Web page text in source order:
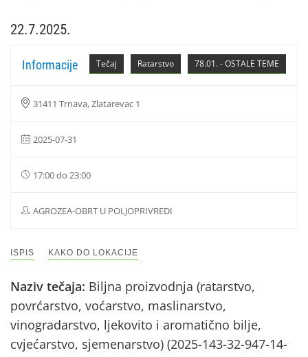
22.7.2025.
78.01. - OSTALE TEME
Ratarstvo
Tečaj
Informacije
31411 Trnava, Zlatarevac 1
2025-07-31
17:00 do 23:00
AGROZEA-OBRT U POLJOPRIVREDI
ISPIS KAKO DO LOKACIJE
Naziv tečaja: Biljna proizvodnja (ratarstvo,
povrćarstvo, voćarstvo, maslinarstvo,
vinogradarstvo, ljekovito i aromatično bilje,
cvjećarstvo, sjemenarstvo) (2025-143-32-947-14-